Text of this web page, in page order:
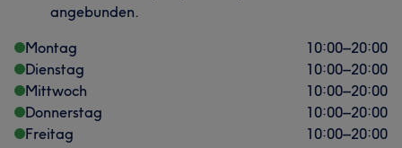
angebunden.
Montag
10:00–20:00
Dienstag
10:00–20:00
Mittwoch
10:00–20:00
Donnerstag
10:00–20:00
Freitag
10:00–20:00